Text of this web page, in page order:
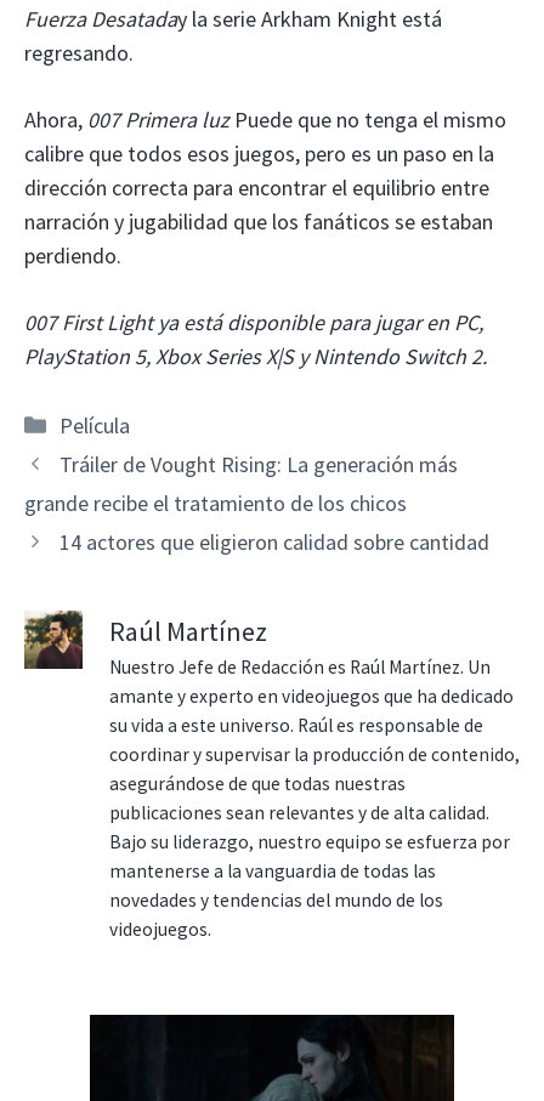
Fuerza Desataday la serie Arkham Knight está
regresando.
Ahora, 007 Primera luz Puede que no tenga el mismo
calibre que todos esos juegos, pero es un paso en la
dirección correcta para encontrar el equilibrio entre
narración y jugabilidad que los fanáticos se estaban
perdiendo.
007 First Light ya está disponible para jugar en PC,
PlayStation 5, Xbox Series X|S y Nintendo Switch 2.
Categorías
Película
Tráiler de Vought Rising: La generación más
grande recibe el tratamiento de los chicos
14 actores que eligieron calidad sobre cantidad
Raúl Martínez
Nuestro Jefe de Redacción es Raúl Martínez. Un
amante y experto en videojuegos que ha dedicado
su vida a este universo. Raúl es responsable de
coordinar y supervisar la producción de contenido,
asegurándose de que todas nuestras
publicaciones sean relevantes y de alta calidad.
Bajo su liderazgo, nuestro equipo se esfuerza por
mantenerse a la vanguardia de todas las
novedades y tendencias del mundo de los
videojuegos.